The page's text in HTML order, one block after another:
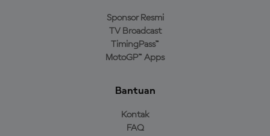
Sponsor Resmi
TV Broadcast
TimingPass™
MotoGP™ Apps
Bantuan
Kontak
FAQ